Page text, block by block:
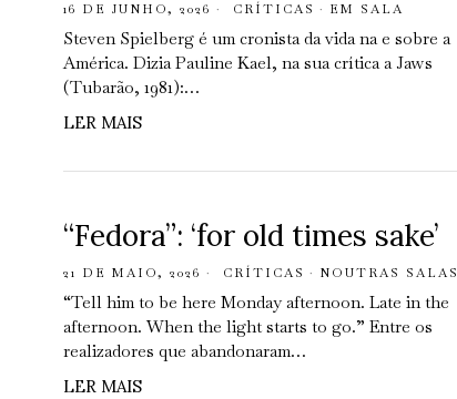
16 DE JUNHO, 2026 CRÍTICAS · EM SALA
Steven Spielberg é um cronista da vida na e sobre a
América. Dizia Pauline Kael, na sua crítica a Jaws
(Tubarão, 1981):…
LER MAIS
“Fedora”: ‘for old times sake’
21 DE MAIO, 2026 CRÍTICAS · NOUTRAS SALAS
“Tell him to be here Monday afternoon. Late in the
afternoon. When the light starts to go.” Entre os
realizadores que abandonaram…
LER MAIS